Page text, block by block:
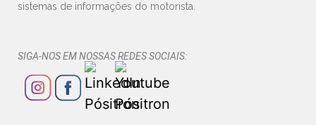
sistemas de informações do motorista.
SIGA-NOS EM NOSSAS REDES SOCIAIS: